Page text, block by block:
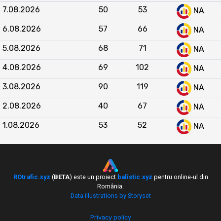
uri precum
gadget.ro,mobilissimo.ro
www.connect.ro
techzilla.ro șiArenaIT.ro
înregistrează volume de trafic de 10 până la 100
de ori mai mari. Față de competitori direcți ca
techstart.ro are un trafic similar sau ușor inferior
în majoritatea lunilor. Evoluția sa din ultimele 12
principalii jucători din piață, care au demonstrat
volume constante sau în creștere, plasând
ca un site de nișă cu vizibilitate
limitată în ecosistemul tehnologic românesc.
7.08.2026
50 53
NA
6.08.2026
57 66
NA
5.08.2026
68 71
NA
4.08.2026
69 102
NA
3.08.2026
90 119
NA
2.08.2026
40 67
NA
1.08.2026
53 52 NA
ROtrafic.xyz (BETA) este un proiect balistic.xyz pentru online-ul din
România.
Data illustrations by Storyset
Privacy policy